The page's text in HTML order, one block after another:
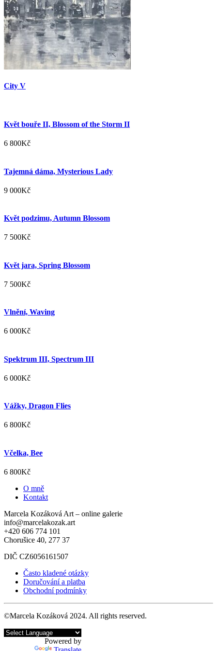
City V
Květ bouře II, Blossom of the Storm II
6 800Kč
Tajemná dáma, Mysterious Lady
9 000Kč
Květ podzimu, Autumn Blossom
7 500Kč
Květ jara, Spring Blossom
7 500Kč
Vlnění, Waving
6 000Kč
Spektrum III, Spectrum III
6 000Kč
Vážky, Dragon Flies
6 800Kč
Včelka, Bee
6 800Kč
O mně
Kontakt
Marcela Kozáková Art – online galerie
info@marcelakozak.art
+420 606 774 101
Chorušice 40, 277 37
DIČ CZ6056161507
Často kladené otázky
Doručování a platba
Obchodní podmínky
©Marcela Kozáková 2024. All rights reserved.
Powered by